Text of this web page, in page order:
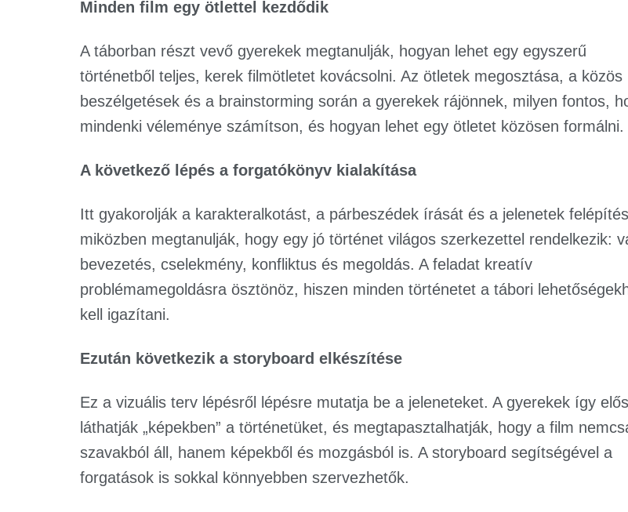
Minden film egy ötlettel kezdődik
A táborban részt vevő gyerekek megtanulják, hogyan lehet egy egyszerű
történetből teljes, kerek filmötletet kovácsolni. Az ötletek megosztása, a közös
beszélgetések és a brainstorming során a gyerekek rájönnek, milyen fontos,
mindenki véleménye számítson, és hogyan lehet egy ötletet közösen formálni.
A következő lépés a forgatókönyv kialakítása
Itt gyakorolják a karakteralkotást, a párbeszédek írását és a jelenetek
miközben megtanulják, hogy egy jó történet világos szerkezettel rendelkezik:
bevezetés, cselekmény, konfliktus és megoldás. A feladat kreatív
problémamegoldásra ösztönöz, hiszen minden történetet a tábori
kell igazítani.
Ezután következik a storyboard elkészítése
Ez a vizuális terv lépésről lépésre mutatja be a jeleneteket. A gyerekek így
láthatják „képekben” a történetüket, és megtapasztalhatják, hogy a film
szavakból áll, hanem képekből és mozgásból is. A storyboard segítségével a
forgatások is sokkal könnyebben szervezhetők.